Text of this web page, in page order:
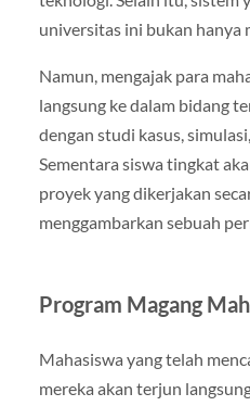
universitas ini bukan hanya
Namun, mengajak para
langsung ke dalam bidang
dengan studi kasus,
Sementara siswa tingkat
proyek yang dikerjakan
menggambarkan sebuah
Program Magang
Mahasiswa yang telah
mereka akan terjun